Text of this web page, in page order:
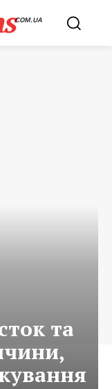
COM.UA
та